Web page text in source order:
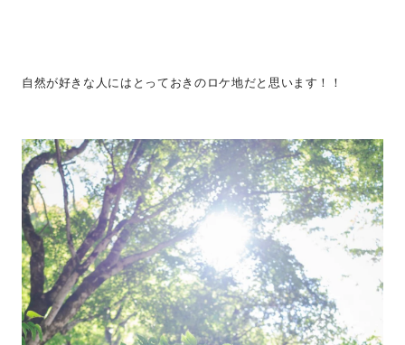
自然が好きな人にはとっておきのロケ地だと思います！！